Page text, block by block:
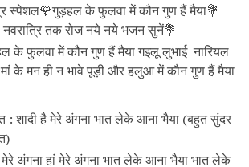
स्पेशल🌹गुड़हल के फुलवा में कौन गुण हैं मैया💐
तक रोज नये नये भजन सुनें💐
के फुलवा में कौन गुण हैं मैया गइलू लुभाई नारियल
मां के मन ही न भावे पूड़ी और हलुआ में कौन गुण हैं मैया
: शादी है मेरे अंगना भात लेके आना भैया (बहुत सुंदर
मेरे अंगना हां मेरे अंगना भात लेके आना भैया भात लेके